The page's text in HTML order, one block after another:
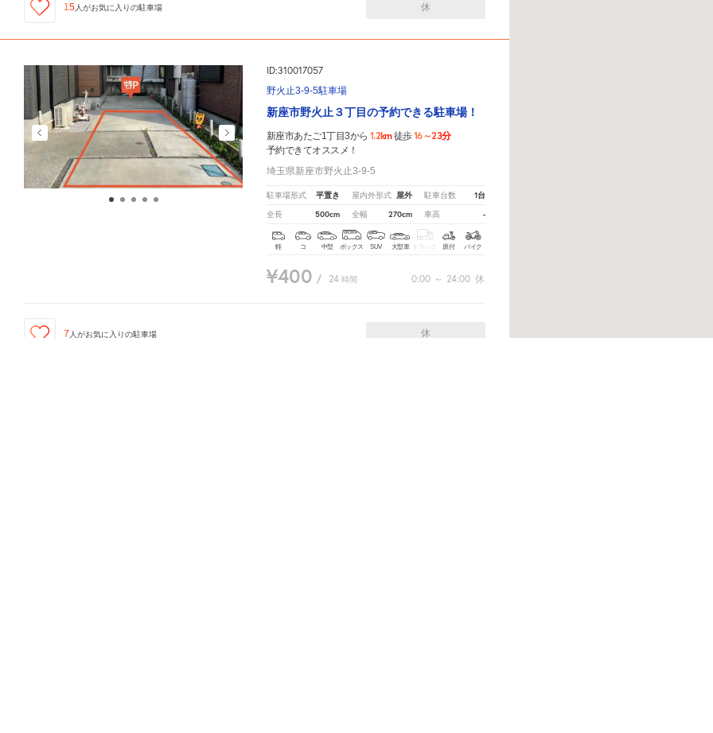
15 人がお気に入りの駐車場 休
ID:310017057
野火止3-9-5駐車場
新座市野火止３丁目の予約できる駐車場！
新座市あたご1丁目3から 1.2km徒歩16～23分
予約できてオススメ！
埼玉県新座市野火止3-9-5
駐車場形式 平置き 屋内外形式 屋外 駐車台数 1台
全長 500cm 全幅 270cm 車高 -
軽 コ 中型 ボックス SUV 大型車 トラック 原付 バイク
¥400 / 24 時間 0:00 ～ 24:00 休
7 人がお気に入りの駐車場 休